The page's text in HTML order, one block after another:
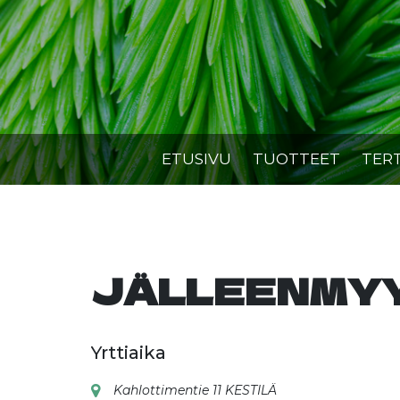
Skip
to
content
ETUSIVU TUOTTEET
Yrttiaika
Kahlottimentie 11 KESTILÄ